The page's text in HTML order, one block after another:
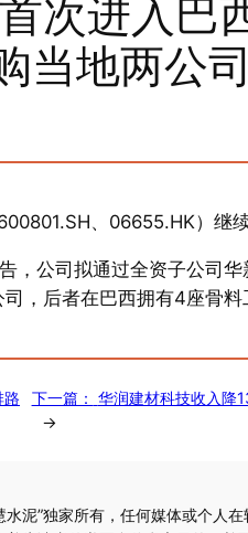
次进入巴
当地两公司
、06655.HK）继
，公司拟通过全资子公司
，后者在巴西拥有4座骨料
路
下一篇： 华润建材科技收入降
→
水泥”独家所有，任何媒体或个人